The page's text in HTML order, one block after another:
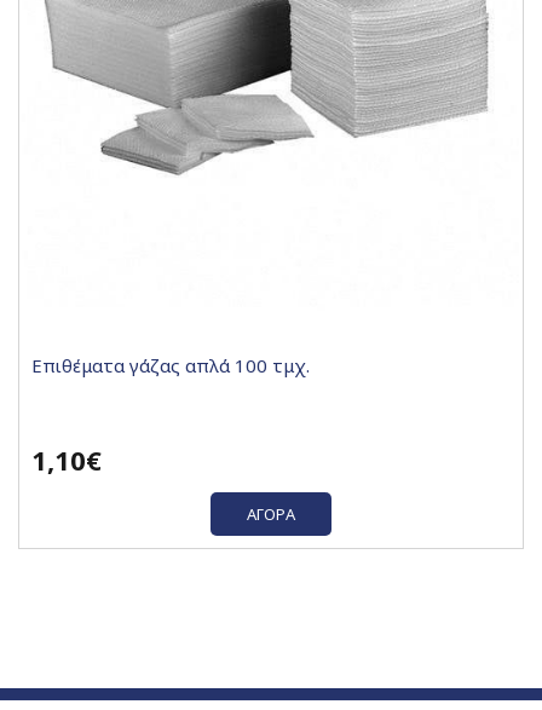
Επιθέματα γάζας απλά 100 τμχ.
1,10€
ΑΓΟΡΆ